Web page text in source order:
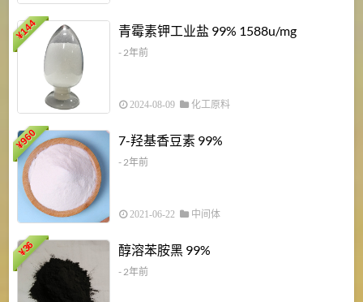
¥
144 青霉素钾工业盐 99% 1588u/mg
- 2年前
2024-08-09 化工原料
¥
960 7-羟基香豆素 99%
- 2年前
2021-06-22 中间体
¥
36 醇溶苯胺黑 99%
- 2年前